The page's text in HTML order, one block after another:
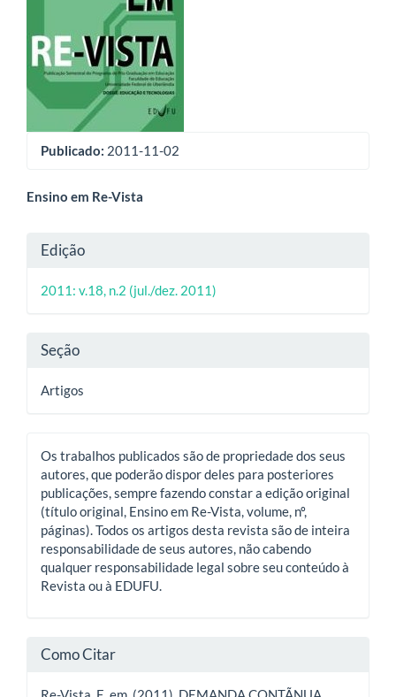
artigos
Publicado: 2011-11-02
Conteúdo
artigo
principal
Ensino em Re-Vista
Detalhes
do
Edição
2011: v.18, n.2 (jul./dez. 2011)
Seção
Artigos
Os trabalhos publicados são de propriedade dos seus
autores, que poderão dispor deles para posteriores
publicações, sempre fazendo constar a edição original
(título original, Ensino em Re-Vista, volume, nº,
páginas). Todos os artigos desta revista são de inteira
responsabilidade de seus autores, não cabendo
qualquer responsabilidade legal sobre seu conteúdo à
Revista ou à EDUFU.
Como Citar